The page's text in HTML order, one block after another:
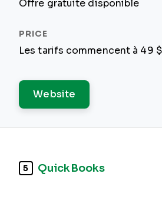
Offre gratuite disponible
Les tarifs commencent à 49
Website
5 QuickBooks